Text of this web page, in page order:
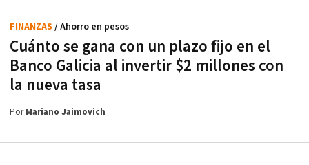
Cuánto se gana con un plazo fijo en el
Banco Galicia al invertir $2 millones con
la nueva tasa
FINANZAS / Ahorro en pesos
PorMariano Jaimovich